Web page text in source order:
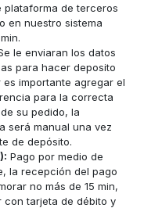
plataforma de terceros
en nuestro sistema
le enviaran los datos
para hacer deposito
es importante agregar el
para la correcta
su pedido, la
será manual una vez
de depósito.
Pago por medio de
la recepción del pago
no más de 15 min,
con tarjeta de débito y